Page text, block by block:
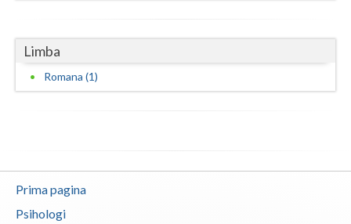
Sibiu
Suceava
Valcea
Limba
Romana (1)
Prima pagina
Psihologi